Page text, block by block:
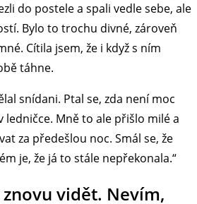
do postele a spali vedle sebe, ale
Bylo to trochu divné, zároveň
Cítila jsem, že i když s ním
táhne.
snídani. Ptal se, zda není moc
ledničce. Mně to ale přišlo milé a
za předešlou noc. Smál se, že
je, že já to stále nepřekonala.“
vidět. Nevím,